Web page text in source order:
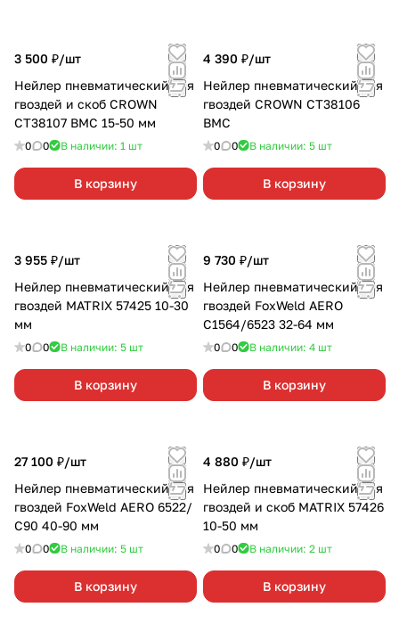
3 500 ₽/шт
Нейлер пневматический для
гвоздей и скоб CROWN
CT38107 BMC 15-50 мм
0 0 В наличии: 1 шт
В корзину
4 390 ₽/шт
Нейлер пневматический для
гвоздей CROWN CT38106
BMC
0 0 В наличии: 5 шт
В корзину
3 955 ₽/шт
Нейлер пневматический для
гвоздей MATRIX 57425 10-30
мм
0 0 В наличии: 5 шт
В корзину
9 730 ₽/шт
Нейлер пневматический для
гвоздей FoxWeld AERO
С1564/6523 32-64 мм
0 0 В наличии: 4 шт
В корзину
27 100 ₽/шт
Нейлер пневматический для
гвоздей FoxWeld AERO 6522/
С90 40-90 мм
0 0 В наличии: 5 шт
В корзину
4 880 ₽/шт
Нейлер пневматический для
гвоздей и скоб MATRIX 57426
10-50 мм
0 0 В наличии: 2 шт
В корзину